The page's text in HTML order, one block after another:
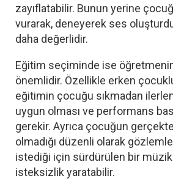
zayıflatabilir. Bunun yerine
vurarak, deneyerek ses
daha değerlidir.
Eğitim seçiminde ise öğretmenin
önemlidir. Özellikle erken
eğitimin çocuğu sıkmadan
uygun olması ve performans
gerekir. Ayrıca çocuğun
olmadığı düzenli olarak
istediği için sürdürülen bir
isteksizlik yaratabilir.